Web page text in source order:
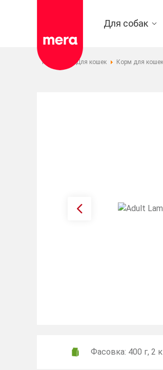
Для собак
Главная Для кошек Корм для кошек
Фасовка: 400 г, 2